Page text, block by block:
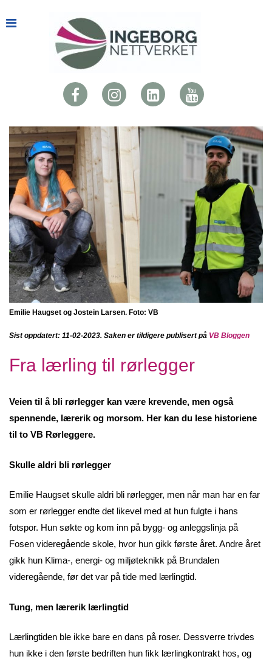
Emilie Haugset og Jostein Larsen. Foto: VB
Sist oppdatert: 11-02-2023. Saken er tildigere publisert på VB Bloggen
Fra lærling til rørlegger
Veien til å bli rørlegger kan være krevende, men også
spennende, lærerik og morsom. Her kan du lese historiene
til to VB Rørleggere.
Skulle aldri bli rørlegger
Emilie Haugset skulle aldri bli rørlegger, men når man har en far
som er rørlegger endte det likevel med at hun fulgte i hans
fotspor. Hun søkte og kom inn på bygg- og anleggslinja på
Fosen videregående skole, hvor hun gikk første året. Andre året
gikk hun Klima-, energi- og miljøteknikk på Brundalen
videregående, før det var på tide med lærlingtid.
Tung, men lærerik lærlingtid
Lærlingtiden ble ikke bare en dans på roser. Dessverre trivdes
hun ikke i den første bedriften hun fikk lærlingkontrakt hos, og